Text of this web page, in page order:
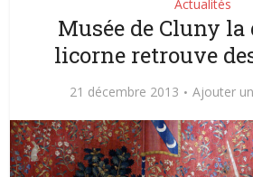
Actualités
Musée de Cluny la
licorne retrouve
21 décembre 2013 Ajouter